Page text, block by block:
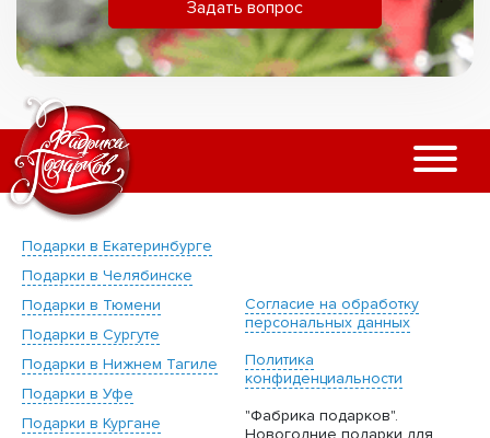
Задать вопрос
Подарки в Екатеринбурге
Подарки в Челябинске
Подарки в Тюмени
Подарки в Сургуте
Подарки в Нижнем Тагиле
Подарки в Уфе
Подарки в Кургане
Согласие на обработку
персональных данных
Политика
конфиденциальности
"Фабрика подарков".
Новогодние подарки для